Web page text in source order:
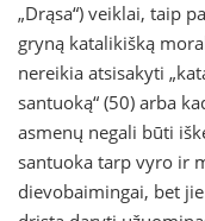
„Drąsa“) veiklai, taip
gryną katalikišką
nereikia atsisakyti
santuoką“ (50) arba
asmenų negali būti
santuoka tarp vyro ir
dievobaimingai, bet